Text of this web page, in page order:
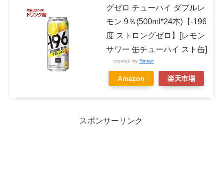
グゼロ チューハイ ダブルレ
モン 9％(500ml*24本)【-196
度 ストロングゼロ】[レモン
サワー 缶チューハイ スト缶]
created by Rinker
Amazon 楽天市場
スポンサーリンク